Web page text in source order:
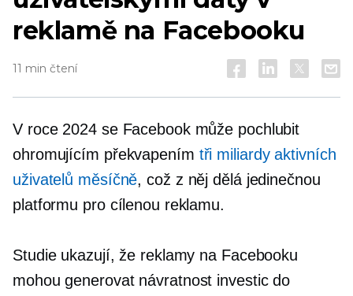
reklamě na Facebooku
11 min čtení
V roce 2024 se Facebook může pochlubit
ohromujícím překvapením tři miliardy aktivních
uživatelů měsíčně, což z něj dělá jedinečnou
platformu pro cílenou reklamu.
Studie ukazují, že reklamy na Facebooku
mohou generovat návratnost investic do